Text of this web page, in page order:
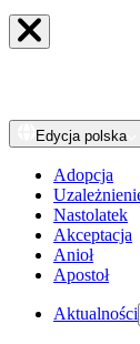
Edycja polska
Adopcja
Nastolatek
Akceptacja
Anioł
Apostoł
Aktualności